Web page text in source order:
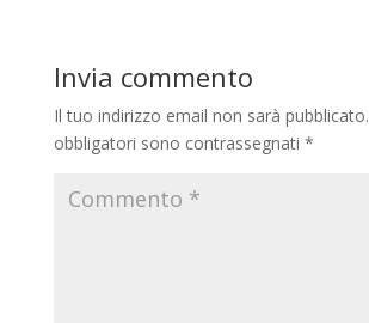
Invia commento
Il tuo indirizzo email non sarà pubblicato.
obbligatori sono contrassegnati *